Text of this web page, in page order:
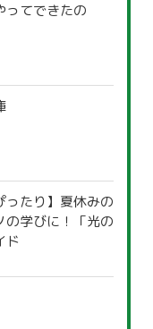
ってできたの
ったり】夏休みの
の学びに！「光の
ド